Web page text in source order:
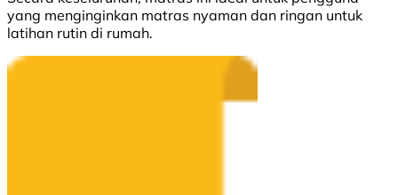
yang menginginkan matras nyaman dan ringan untuk
latihan rutin di rumah.